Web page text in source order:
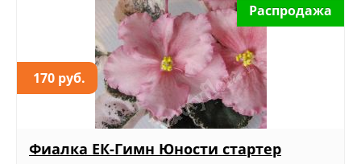
170 руб.
Распродажа
Фиалка ЕК-Гимн Юности стартер